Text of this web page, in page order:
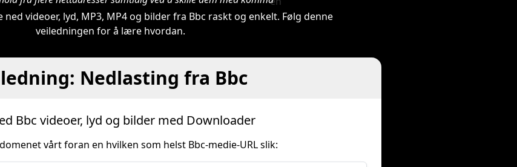
videoer, lyd, MP3, MP4 og bilder fra Bbc raskt og enkelt. Følg denne
veiledningen for å lære hvordan.
Nedlasting fra Bbc
Bbc videoer, lyd og bilder med Downloader
vårt foran en hvilken som helst Bbc-medie-URL slik: